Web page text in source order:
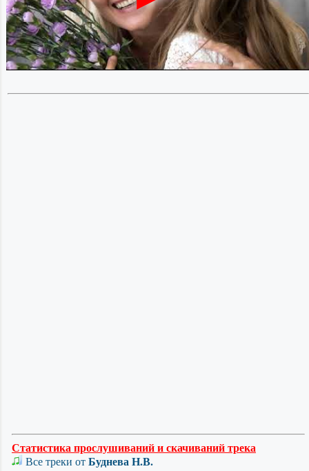
Статистика прослушиваний и скачиваний трека
Все треки отБуднева Н.В.